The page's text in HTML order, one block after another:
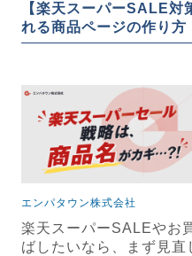
【楽天スーパーSALE対
れる商品ページの作り方
エンパタウン株式会社
楽天スーパーSALEやお
ばしたいなら、まず見